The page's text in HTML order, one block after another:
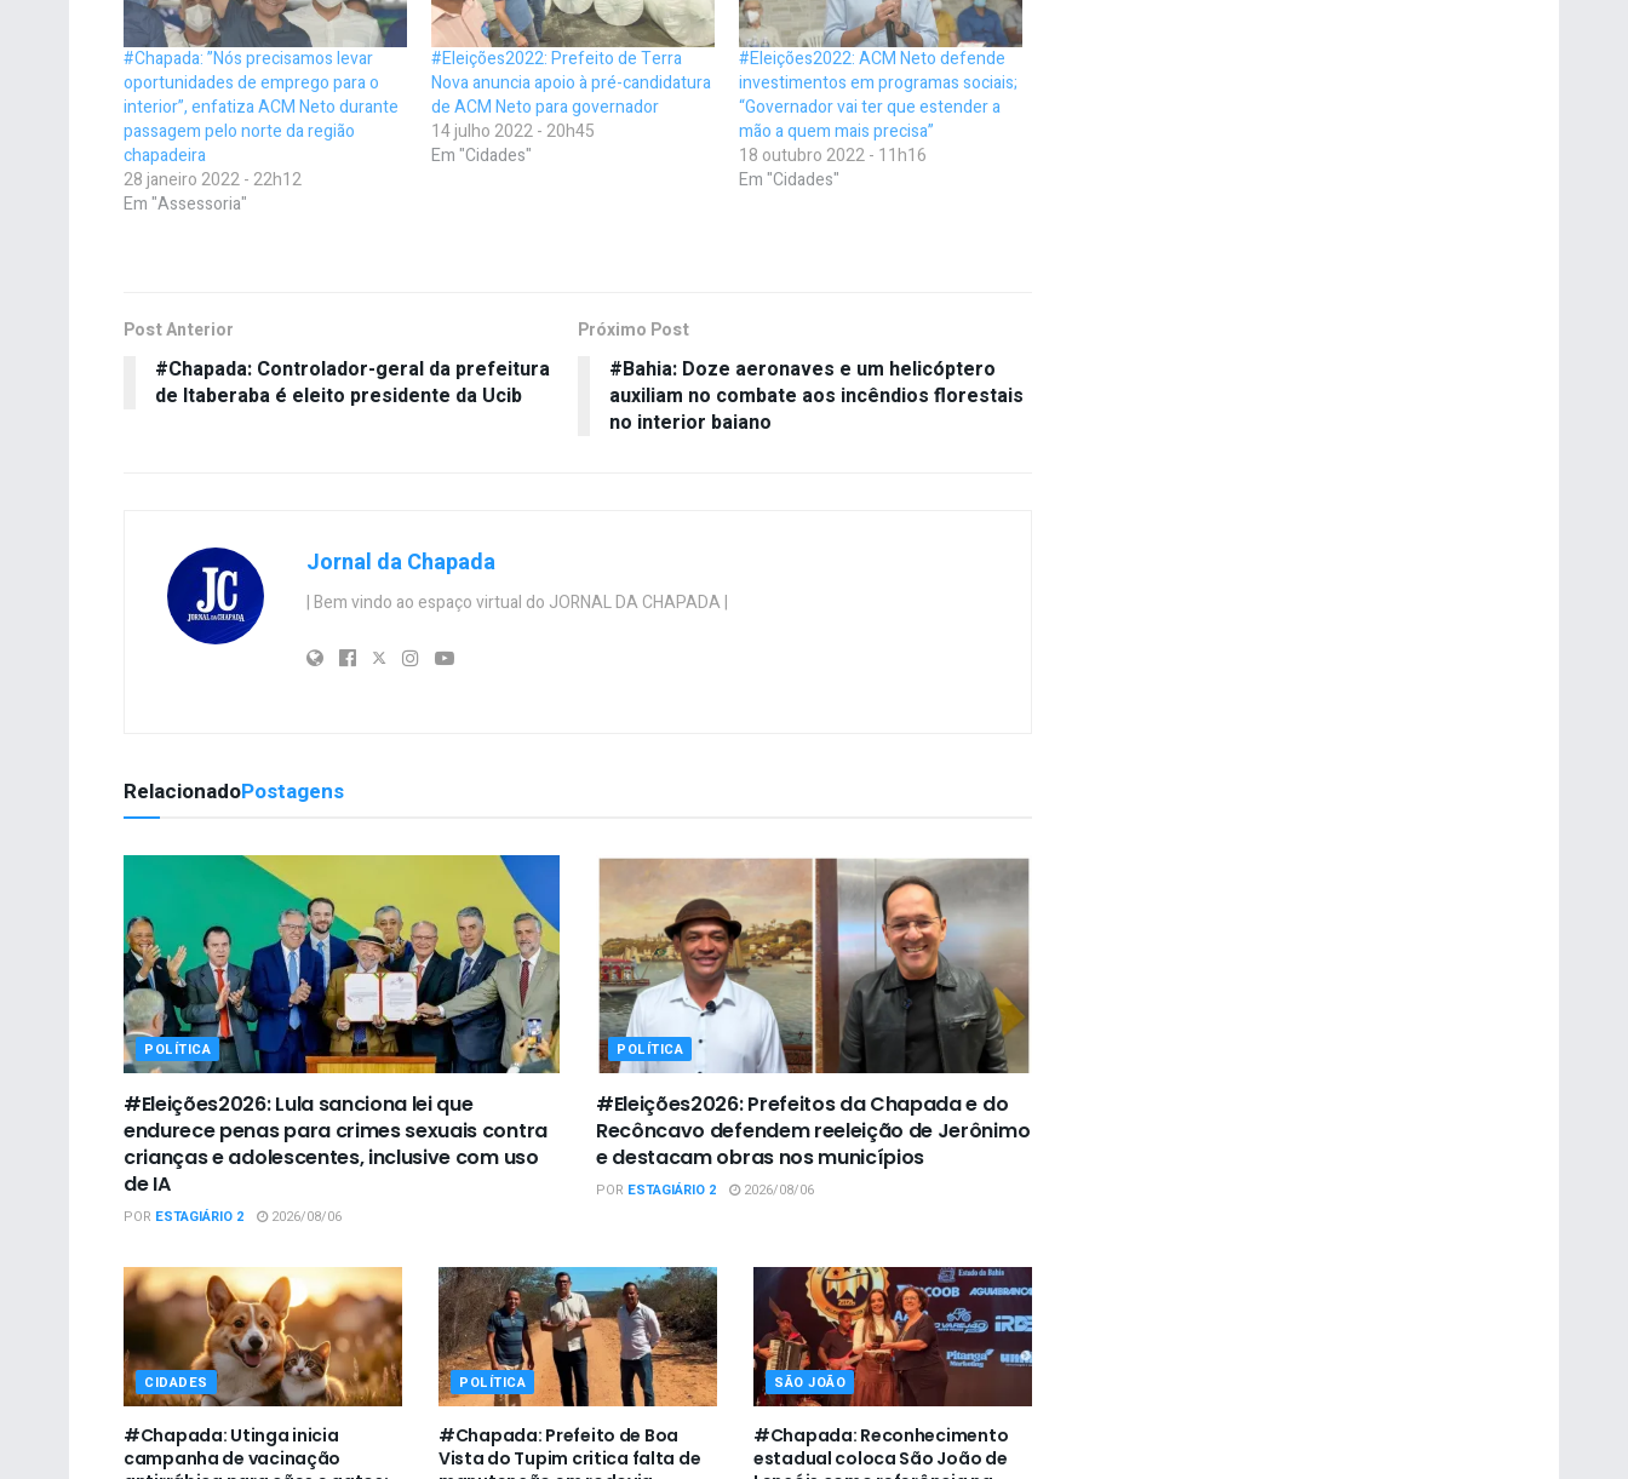
#Chapada: ”Nós precisamos levar
oportunidades de emprego para o
interior”, enfatiza ACM Neto durante
passagem pelo norte da região
chapadeira
28 janeiro 2022 - 22h12
Em "Assessoria"
#Eleições2022: Prefeito de Terra
Nova anuncia apoio à pré-candidatura
de ACM Neto para governador
14 julho 2022 - 20h45
Em "Cidades"
#Eleições2022: ACM Neto defende
investimentos em programas sociais;
“Governador vai ter que estender a
mão a quem mais precisa”
18 outubro 2022 - 11h16
Em "Cidades"
Post Anterior
#Chapada: Controlador-geral da prefeitura
de Itaberaba é eleito presidente da Ucib
Próximo Post
#Bahia: Doze aeronaves e um helicóptero
auxiliam no combate aos incêndios florestais
no interior baiano
Jornal da Chapada
| Bem vindo ao espaço virtual do JORNAL DA CHAPADA |
RelacionadoPostagens
POLÍTICA
#Eleições2026: Lula sanciona lei que
endurece penas para crimes sexuais contra
crianças e adolescentes, inclusive com uso
de IA
POR ESTAGIÁRIO 2 2026/08/06
POLÍTICA
#Eleições2026: Prefeitos da Chapada e do
Recôncavo defendem reeleição de Jerônimo
e destacam obras nos municípios
POR ESTAGIÁRIO 2 2026/08/06
CIDADES
#Chapada: Utinga inicia
campanha de vacinação
POLÍTICA
#Chapada: Prefeito de Boa
Vista do Tupim critica falta de
SÃO JOÃO
#Chapada: Reconhecimento
estadual coloca São João de